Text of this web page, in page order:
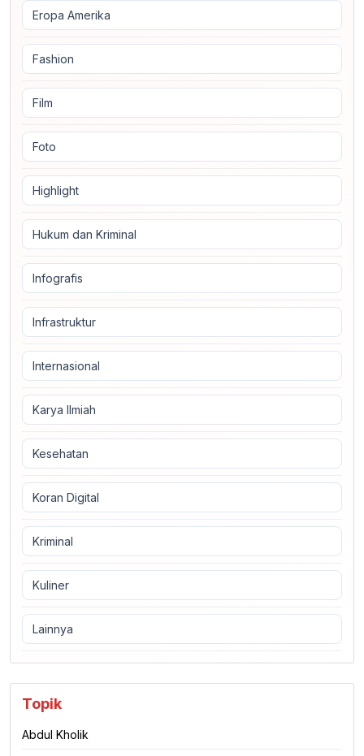
Eropa Amerika
Fashion
Film
Foto
Highlight
Hukum dan Kriminal
Infografis
Infrastruktur
Internasional
Karya Ilmiah
Kesehatan
Koran Digital
Kriminal
Kuliner
Lainnya
Topik
Abdul Kholik